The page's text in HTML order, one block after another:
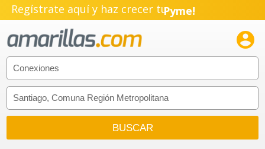
Regístrate aquí y haz crecer tuPyme!
Emprendimiento!
